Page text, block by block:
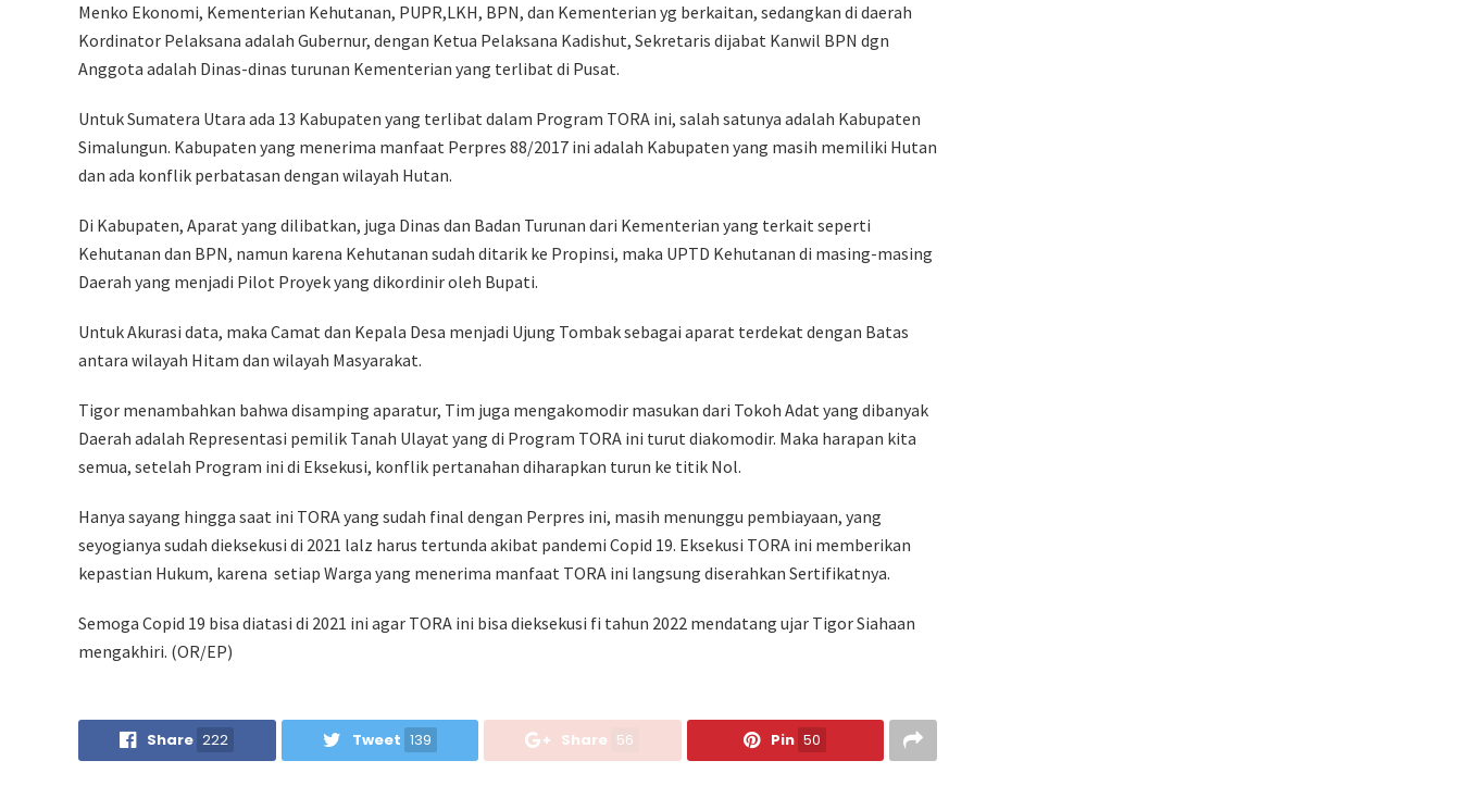
Menko Ekonomi, Kementerian Kehutanan, PUPR,LKH, BPN, dan Kementerian yg berkaitan, sedangkan di daerah
Kordinator Pelaksana adalah Gubernur, dengan Ketua Pelaksana Kadishut, Sekretaris dijabat Kanwil BPN dgn
Anggota adalah Dinas-dinas turunan Kementerian yang terlibat di Pusat.
Untuk Sumatera Utara ada 13 Kabupaten yang terlibat dalam Program TORA ini, salah satunya adalah Kabupaten
Simalungun. Kabupaten yang menerima manfaat Perpres 88/2017 ini adalah Kabupaten yang masih memiliki Hutan
dan ada konflik perbatasan dengan wilayah Hutan.
Di Kabupaten, Aparat yang dilibatkan, juga Dinas dan Badan Turunan dari Kementerian yang terkait seperti
Kehutanan dan BPN, namun karena Kehutanan sudah ditarik ke Propinsi, maka UPTD Kehutanan di masing-masing
Daerah yang menjadi Pilot Proyek yang dikordinir oleh Bupati.
Untuk Akurasi data, maka Camat dan Kepala Desa menjadi Ujung Tombak sebagai aparat terdekat dengan Batas
antara wilayah Hitam dan wilayah Masyarakat.
Tigor menambahkan bahwa disamping aparatur, Tim juga mengakomodir masukan dari Tokoh Adat yang dibanyak
Daerah adalah Representasi pemilik Tanah Ulayat yang di Program TORA ini turut diakomodir. Maka harapan kita
semua, setelah Program ini di Eksekusi, konflik pertanahan diharapkan turun ke titik Nol.
Hanya sayang hingga saat ini TORA yang sudah final dengan Perpres ini, masih menunggu pembiayaan, yang
seyogianya sudah dieksekusi di 2021 lalz harus tertunda akibat pandemi Copid 19. Eksekusi TORA ini memberikan
kepastian Hukum, karena setiap Warga yang menerima manfaat TORA ini langsung diserahkan Sertifikatnya.
Semoga Copid 19 bisa diatasi di 2021 ini agar TORA ini bisa dieksekusi fi tahun 2022 mendatang ujar Tigor Siahaan
mengakhiri. (OR/EP)
Share 222 Tweet 139 Share 56 Pin 50